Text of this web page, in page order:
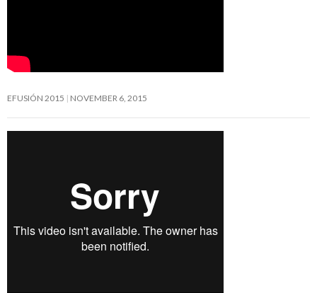
EFUSIÓN 2015 NOVEMBER 6, 2015